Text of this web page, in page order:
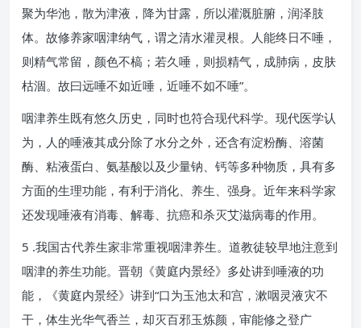
聚为华池，散为津液，降为甘露，所以灌溉脏腑，润泽肢
体。故修养家咽津纳气，谓之清水灌灵根。人能终日不唾，
则精气常留，颜色不槁；若久唾，则损精气，成肺病，皮肤
枯涸。故曰远唾不如近唾，近唾不如不唾”。
咽津养生既有悠久历史，同时也符合现代科学。现代医学认
为，人的唾液其成分除了水分之外，还含有淀粉酶、溶菌
酶、粘液蛋白、氨基酸以及少量钠、钙等多种物质，具有多
方面的生理功能，有利于消化、养生、强身。近年来科学家
还发现唾液有消毒、解毒、抗癌和杀灭艾滋病毒的作用。
5 .我国古代养生家非常重视咽津养生。道教徒较早地注意到
咽津的养生功能。晋朝《黄庭内景经》多处讲到唾液的功
能，《黄庭内景经》讲到“口为玉池太和宫，漱咽灵液灾不
干，体生光华气香兰，却灭百邪玉炼颜，审能修之登广